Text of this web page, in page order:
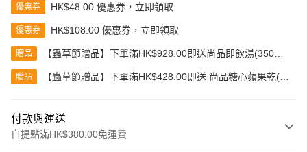
優惠券 HK$48.00 優惠券，立即領取
優惠券 HK$108.00 優惠券，立即領取
贈品
【蟲草節贈品】下單滿HK$928.00即送尚品即飲湯(350克)
贈品
【蟲草節贈品】下單滿HK$428.00即送 尚品糖心蘋果乾(80
付款與運送
自提點滿HK$380.00免運費